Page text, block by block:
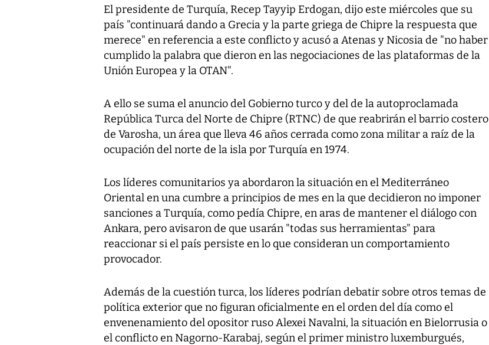
El presidente de Turquía, Recep Tayyip Erdogan, dijo este miércoles que su
país "continuará dando a Grecia y la parte griega de Chipre la respuesta que
merece" en referencia a este conflicto y acusó a Atenas y Nicosia de "no haber
cumplido la palabra que dieron en las negociaciones de las plataformas de la
Unión Europea y la OTAN".
A ello se suma el anuncio del Gobierno turco y del de la autoproclamada
República Turca del Norte de Chipre (RTNC) de que reabrirán el barrio costero
de Varosha, un área que lleva 46 años cerrada como zona militar a raíz de la
ocupación del norte de la isla por Turquía en 1974.
Los líderes comunitarios ya abordaron la situación en el Mediterráneo
Oriental en una cumbre a principios de mes en la que decidieron no imponer
sanciones a Turquía, como pedía Chipre, en aras de mantener el diálogo con
Ankara, pero avisaron de que usarán "todas sus herramientas" para
reaccionar si el país persiste en lo que consideran un comportamiento
provocador.
Además de la cuestión turca, los líderes podrían debatir sobre otros temas de
política exterior que no figuran oficialmente en el orden del día como el
envenenamiento del opositor ruso Alexei Navalni, la situación en Bielorrusia o
el conflicto en Nagorno-Karabaj, según el primer ministro luxemburgués,